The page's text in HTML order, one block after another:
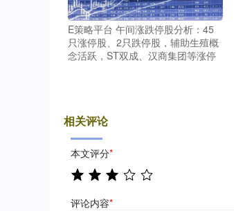
E策略平台 午间涨跌停股分析：45
只涨停股、2只跌停股，辅助生殖概
念活跃，ST双成、汉商集团等涨停
相关评论
本文评分*
评论内容*